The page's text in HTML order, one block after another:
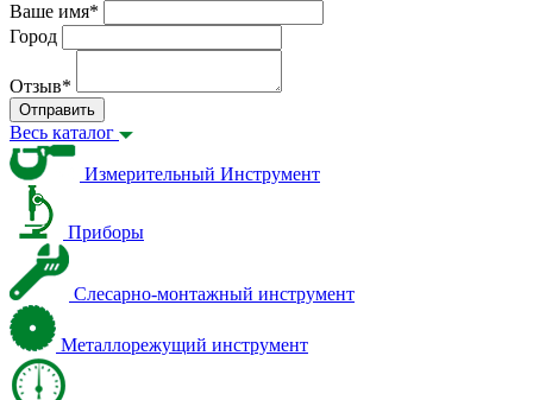
Ваше имя*
Город
Отзыв*
Отправить
Весь каталог
Измерительный Инструмент
Приборы
Слесарно-монтажный инструмент
Металлорежущий инструмент